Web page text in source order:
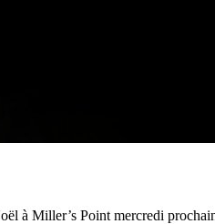
à Miller’s Point mercredi